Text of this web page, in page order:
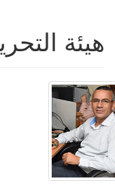
هيئة